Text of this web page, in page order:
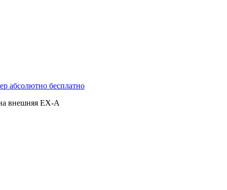
абсолютно бесплатно
внешняя EX-A